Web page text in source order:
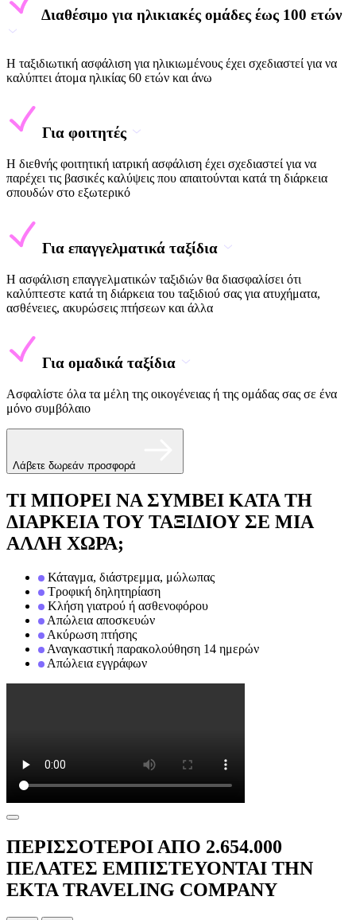
Διαθέσιμο για ηλικιακές ομάδες έως 100 ετών
Η ταξιδιωτική ασφάλιση για ηλικιωμένους έχει σχεδιαστεί για να
καλύπτει άτομα ηλικίας 60 ετών και άνω
Για φοιτητές
Η διεθνής φοιτητική ιατρική ασφάλιση έχει σχεδιαστεί για να
παρέχει τις βασικές καλύψεις που απαιτούνται κατά τη διάρκεια
σπουδών στο εξωτερικό
Για επαγγελματικά ταξίδια
Η ασφάλιση επαγγελματικών ταξιδιών θα διασφαλίσει ότι
καλύπτεστε κατά τη διάρκεια του ταξιδιού σας για ατυχήματα,
ασθένειες, ακυρώσεις πτήσεων και άλλα
Για ομαδικά ταξίδια
Ασφαλίστε όλα τα μέλη της οικογένειας ή της ομάδας σας σε ένα
μόνο συμβόλαιο
Λάβετε δωρεάν προσφορά
ΤΙ ΜΠΟΡΕΙ ΝΑ ΣΥΜΒΕΙ ΚΑΤΑ ΤΗ
ΔΙΑΡΚΕΙΑ ΤΟΥ ΤΑΞΙΔΙΟΥ ΣΕ ΜΙΑ
ΑΛΛΗ ΧΩΡΑ;
Κάταγμα, διάστρεμμα, μώλωπας
Τροφική δηλητηρίαση
Κλήση γιατρού ή ασθενοφόρου
Απώλεια αποσκευών
Ακύρωση πτήσης
Αναγκαστική παρακολούθηση 14 ημερών
Απώλεια εγγράφων
ΠΕΡΙΣΣΟΤΕΡΟΙ ΑΠΟ 2.654.000
ΠΕΛΑΤΕΣ ΕΜΠΙΣΤΕΥΟΝΤΑΙ ΤΗΝ
EKTA TRAVELING COMPANY